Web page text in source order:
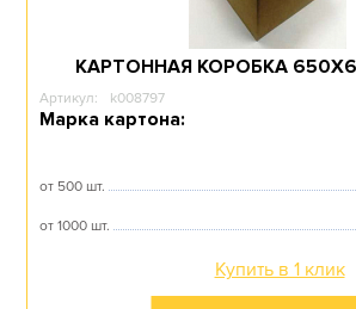
Перейти в раздел
КАРТОННАЯ КОРОБКА
Артикул: k008797
Марка картона:
от 500 шт.
от 1000 шт.
Купить в 1 клик